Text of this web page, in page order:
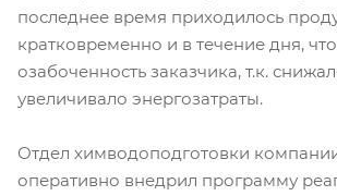
последнее время приходилось
кратковременно и в течение дня,
озабоченность заказчика, т.к.
увеличивало энергозатраты.
Отдел химводоподготовки
оперативно внедрил программу